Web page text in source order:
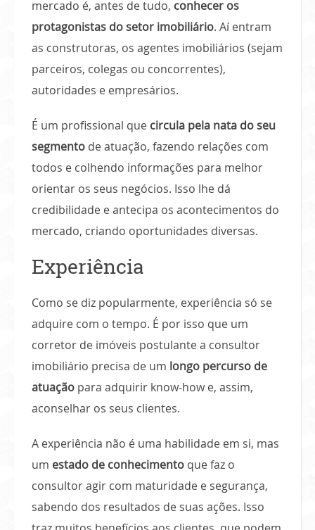
mercado é, antes de tudo, conhecer os
protagonistas do setor imobiliário. Aí entram
as construtoras, os agentes imobiliários (sejam
parceiros, colegas ou concorrentes),
autoridades e empresários.
É um profissional que circula pela nata do seu
segmento de atuação, fazendo relações com
todos e colhendo informações para melhor
orientar os seus negócios. Isso lhe dá
credibilidade e antecipa os acontecimentos do
mercado, criando oportunidades diversas.
Experiência
Como se diz popularmente, experiência só se
adquire com o tempo. É por isso que um
corretor de imóveis postulante a consultor
imobiliário precisa de um longo percurso de
atuação para adquirir know-how e, assim,
aconselhar os seus clientes.
A experiência não é uma habilidade em si, mas
um estado de conhecimento que faz o
consultor agir com maturidade e segurança,
sabendo dos resultados de suas ações. Isso